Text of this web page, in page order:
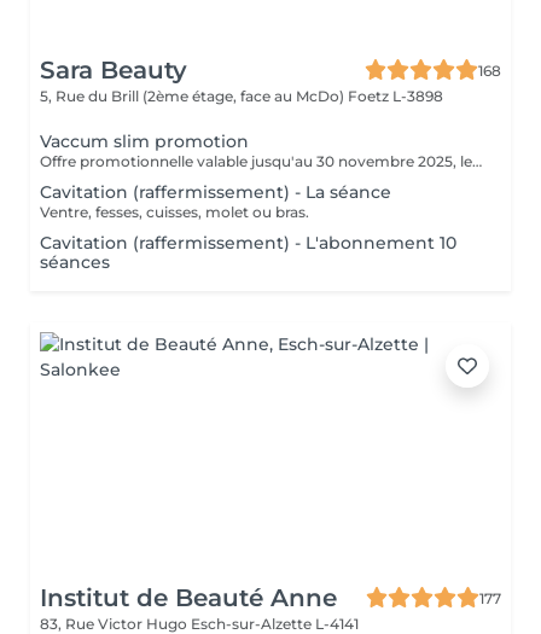
Sara Beauty
168
5, Rue du Brill (2ème étage, face au McDo) Foetz L-3898
Vaccum slim promotion
Offre promotionnelle valable jusqu'au 30 novembre 2025, le soin vacuum a seulement 55 € au lieu de 69 €
Cavitation (raffermissement) - La séance
Ventre, fesses, cuisses, molet ou bras.
Cavitation (raffermissement) - L'abonnement 10
séances
Institut de Beauté Anne
177
83, Rue Victor Hugo Esch-sur-Alzette L-4141